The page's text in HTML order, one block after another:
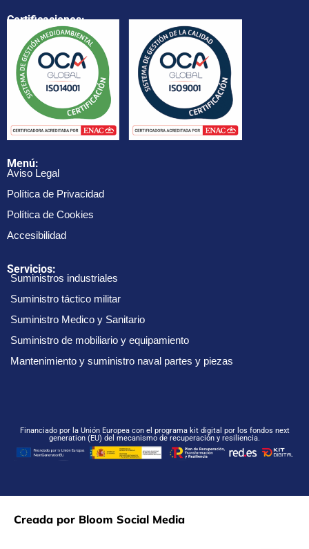
Certificaciones:
Menú:
Aviso Legal
Política de Privacidad
Política de Cookies
Accesibilidad
Servicios:
Suministros industriales
Suministro táctico militar
Suministro Medico y Sanitario
Suministro de mobiliario y equipamiento
Mantenimiento y suministro naval partes y piezas
Financiado por la Unión Europea con el programa kit digital por los fondos next
generation (EU) del mecanismo de recuperación y resiliencia.
Creada por Bloom Social Media